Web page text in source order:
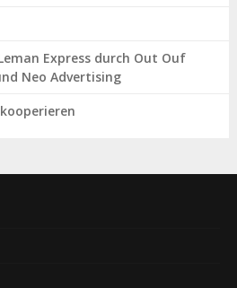
Express durch Out Ouf
Neo Advertising